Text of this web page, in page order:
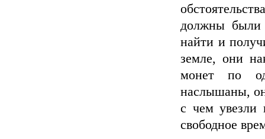
должны были
найти и
земле, они
монет по
наслышаны,
с чем увезли
свободное